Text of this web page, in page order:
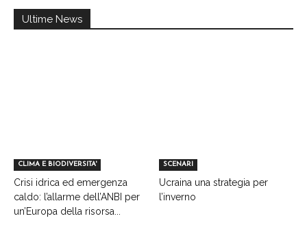
Ultime News
CLIMA E BIODIVERSITA'
Crisi idrica ed emergenza
caldo: l’allarme dell’ANBI per
un’Europa della risorsa...
SCENARI
Ucraina una strategia per
l’inverno